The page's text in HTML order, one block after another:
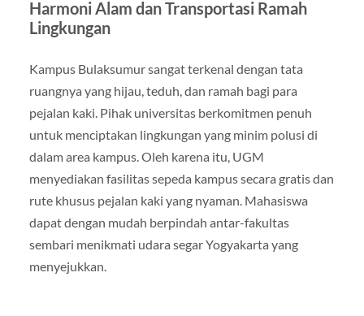
Harmoni Alam dan Transportasi Ramah
Lingkungan
Kampus Bulaksumur sangat terkenal dengan tata
ruangnya yang hijau, teduh, dan ramah bagi para
pejalan kaki. Pihak universitas berkomitmen penuh
untuk menciptakan lingkungan yang minim polusi di
dalam area kampus. Oleh karena itu, UGM
menyediakan fasilitas sepeda kampus secara gratis dan
rute khusus pejalan kaki yang nyaman. Mahasiswa
dapat dengan mudah berpindah antar-fakultas
sembari menikmati udara segar Yogyakarta yang
menyejukkan.